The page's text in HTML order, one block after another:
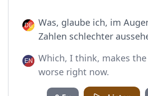
Was, glaube ich, im
Zahlen schlechter
Which, I think, makes
worse right now.